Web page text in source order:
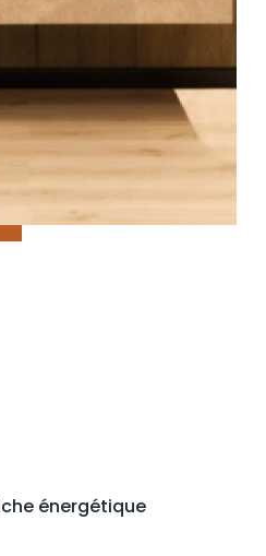
énergétique